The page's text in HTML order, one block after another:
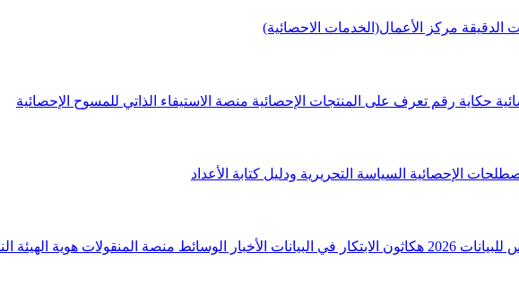
الدقيقة مركز الأعمال(الخدمات الاحصائية)
حكاية رقم تعرف على المنتجات الإحصائية منصة الاستيفاء الذاتي للمسوح الإحصائية
الإحصائية السياسة التحريرية ودليل كتابة الأعداد
2026 هكاثون الابتكار في البيانات الأخبار الوسائط منصة المنقولات هوية الهيئة